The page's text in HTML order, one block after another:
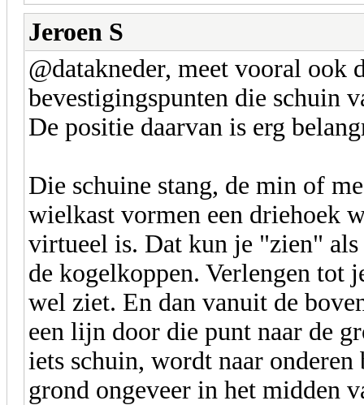
Jeroen S
@datakneder, meet vooral ook
bevestigingspunten die schuin
De positie daarvan is erg
Die schuine stang, de min of
wielkast vormen een driehoek
virtueel is. Dat kun je "zien"
de kogelkoppen. Verlengen tot
wel ziet. En dan vanuit de
een lijn door die punt naar de
iets schuin, wordt naar
grond ongeveer in het midden